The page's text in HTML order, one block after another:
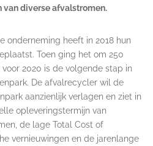
van diverse afvalstromen.
onderneming heeft in 2018 hun
Toen ging het om 250
2020 is de volgende stap in
De afvalrecycler wil de
aanzienlijk verlagen en ziet in
opleveringstermijn van
de lage Total Cost of
vernieuwingen en de jarenlange